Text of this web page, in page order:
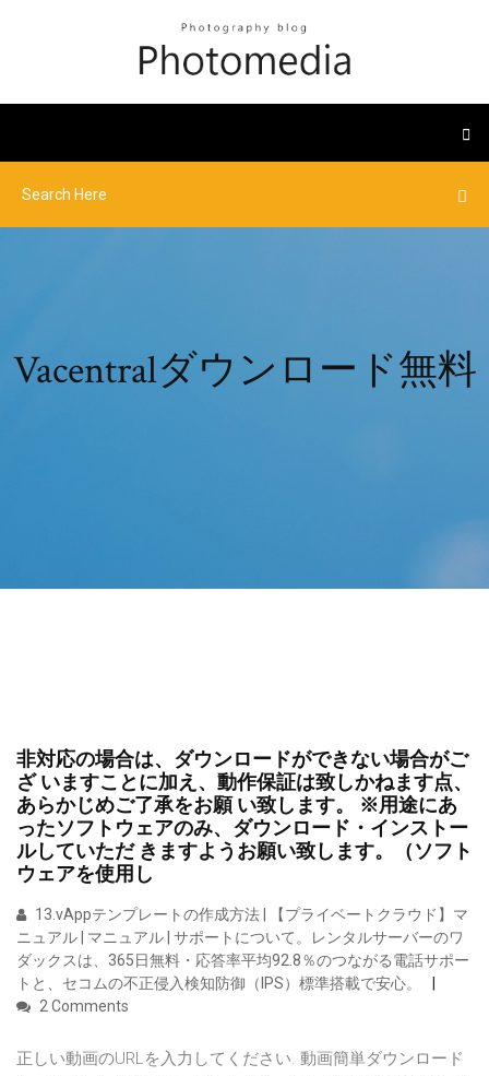
Vacentralダウンロード無料
非対応の場合は、ダウンロードができない場合がご
ざ いますことに加え、動作保証は致しかねます点、
あらかじめご了承をお願 い致します。 ※用途にあ
ったソフトウェアのみ、ダウンロード・インストー
ルしていただ きますようお願い致します。（ソフト
ウェアを使用し
13.vAppテンプレートの作成方法 | 【プライベートクラウド】マ
ニュアル | マニュアル | サポートについて。レンタルサーバーのワ
ダックスは、365日無料・応答率平均92.8％のつながる電話サポー
トと、セコムの不正侵入検知防御（IPS）標準搭載で安心。
2 Comments
正しい動画のURLを入力してください. 動画簡単ダウンロード